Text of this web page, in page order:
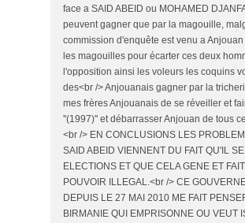
face a SAID ABEID ou MOHAMED
peuvent gagner que par la magouille,
commission d'enquête est venu a
les magouilles pour écarter ces deux
l'opposition ainsi les voleurs les coquins
des<br /> Anjouanais gagner par la
mes frères Anjouanais de se réveiller et
''(1997)'' et débarrasser Anjouan de tous
<br /> EN CONCLUSIONS LES
SAID ABEID VIENNENT DU FAIT QU'IL
ELECTIONS ET QUE CELA GENE ET
POUVOIR ILLEGAL.<br /> CE
DEPUIS LE 27 MAI 2010 ME FAIT
BIRMANIE QUI EMPRISONNE OU VEUT